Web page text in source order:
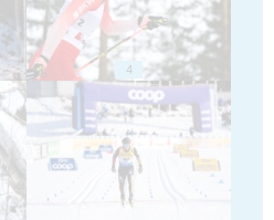
4